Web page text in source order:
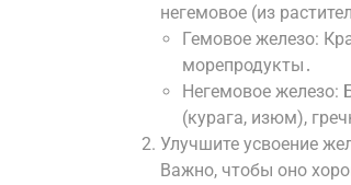
негемовое (из
Гемовое железо:
морепродукты․
Негемовое железо:
(курага, изюм),
Улучшите усвоение
Важно, чтобы оно